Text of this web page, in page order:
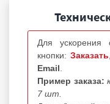
Для ускорения
кнопки: Заказать
Email
Пример заказа:
7 шт.